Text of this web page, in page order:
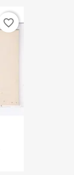
favorite_border